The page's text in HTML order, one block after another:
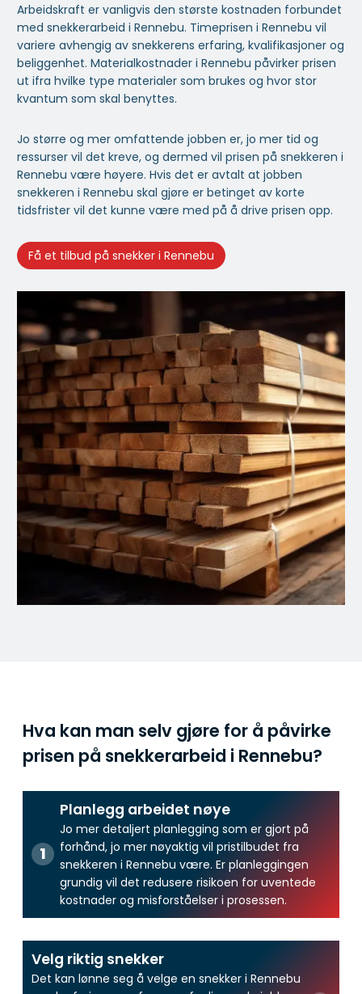
Arbeidskraft er vanligvis den største kostnaden forbundet
med snekkerarbeid i Rennebu. Timeprisen i Rennebu vil
variere avhengig av snekkerens erfaring, kvalifikasjoner og
beliggenhet. Materialkostnader i Rennebu påvirker prisen
ut ifra hvilke type materialer som brukes og hvor stor
kvantum som skal benyttes.
Jo større og mer omfattende jobben er, jo mer tid og
ressurser vil det kreve, og dermed vil prisen på snekkeren i
Rennebu være høyere. Hvis det er avtalt at jobben
snekkeren i Rennebu skal gjøre er betinget av korte
tidsfrister vil det kunne være med på å drive prisen opp.
Få et tilbud på snekker i Rennebu
Hva kan man selv gjøre for å påvirke
prisen på snekkerarbeid i Rennebu?
Planlegg arbeidet nøye
Jo mer detaljert planlegging som er gjort på
forhånd, jo mer nøyaktig vil pristilbudet fra
snekkeren i Rennebu være. Er planleggingen
grundig vil det redusere risikoen for uventede
kostnader og misforståelser i prosessen.
Velg riktig snekker
Det kan lønne seg å velge en snekker i Rennebu